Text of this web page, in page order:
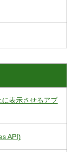
表示させるアプ
API)